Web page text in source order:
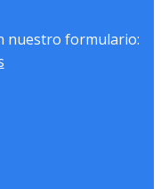
nuestro formulario: